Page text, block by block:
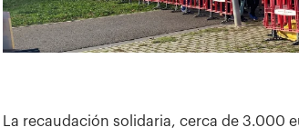
La recaudación solidaria, cerca de 3.000